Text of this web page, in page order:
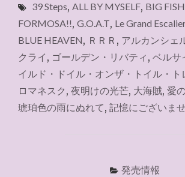
歌
劇
観
劇
と
ケ
ッ
（2024
39 Steps, ALL BY MYSELF, BIG FISH
FORMOSA!!, G.O.A.T, Le Grand
BLUE HEAVEN, ＲＲＲ , アルカンシェ
クライ , ゴールデン・リバティ , ベルサ
イルド・ドイル・オンザ・トイル・ト
ロマネスク , 夜明けの光芒, 大海賊, 愛
琥珀色の雨にぬれて, 記憶にございませ
発売情報